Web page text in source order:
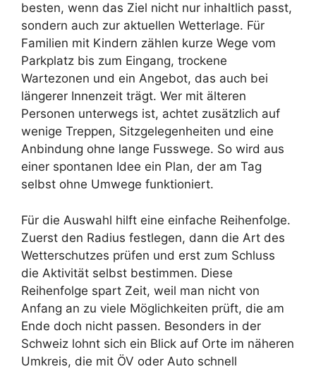
besten, wenn das Ziel nicht nur inhaltlich passt,
sondern auch zur aktuellen Wetterlage. Für
Familien mit Kindern zählen kurze Wege vom
Parkplatz bis zum Eingang, trockene
Wartezonen und ein Angebot, das auch bei
längerer Innenzeit trägt. Wer mit älteren
Personen unterwegs ist, achtet zusätzlich auf
wenige Treppen, Sitzgelegenheiten und eine
Anbindung ohne lange Fusswege. So wird aus
einer spontanen Idee ein Plan, der am Tag
selbst ohne Umwege funktioniert.
Für die Auswahl hilft eine einfache Reihenfolge.
Zuerst den Radius festlegen, dann die Art des
Wetterschutzes prüfen und erst zum Schluss
die Aktivität selbst bestimmen. Diese
Reihenfolge spart Zeit, weil man nicht von
Anfang an zu viele Möglichkeiten prüft, die am
Ende doch nicht passen. Besonders in der
Schweiz lohnt sich ein Blick auf Orte im näheren
Umkreis, die mit ÖV oder Auto schnell